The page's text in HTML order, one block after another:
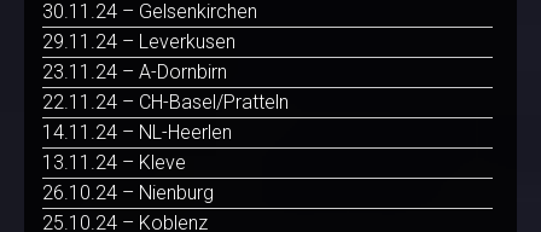
30.11.24 – Gelsenkirchen
29.11.24 – Leverkusen
23.11.24 – A-Dornbirn
22.11.24 – CH-Basel/Pratteln
14.11.24 – NL-Heerlen
13.11.24 – Kleve
26.10.24 – Nienburg
25.10.24 – Koblenz